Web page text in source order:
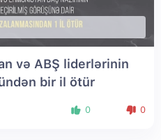
və ABŞ liderlərinin
bir il ötür
0 0